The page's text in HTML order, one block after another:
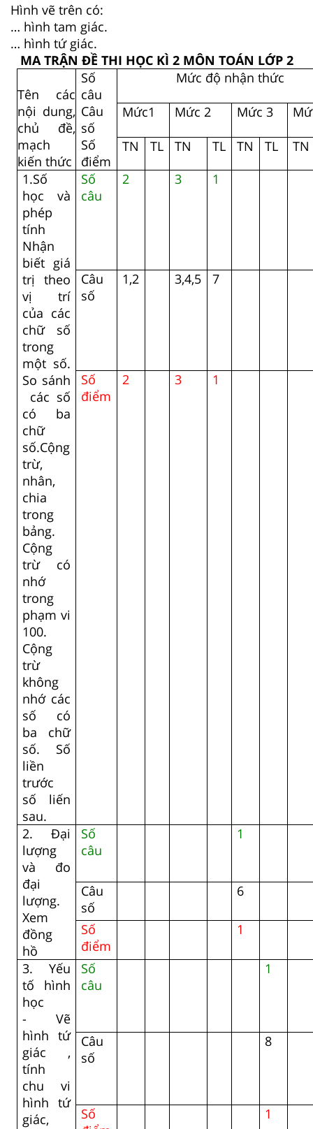
Hình vẽ trên có:
… hình tam giác.
… hình tứ giác.
MA TRẬN ĐỀ THI HỌC KÌ 2 MÔN TOÁN LỚP 2
Tên các
nội dung,
chủ đề,
mạch
kiến thức
Số
câu
Câu
số
Số
điểm
Mức độ nhận thức
Mức1 Mức 2 Mức 3
TN TL TN TL TN TL
TN
1.Số
học và
phép
tính
Nhận
biết giá
trị theo
vị trí
của các
chữ số
trong
một số.
So sánh
các số
có ba
chữ
số.Cộng
trừ,
nhân,
chia
trong
bảng.
Cộng
trừ có
nhớ
trong
phạm vi
100.
Cộng
trừ
không
nhớ các
số có
ba chữ
số. Số
liền
trước
số liến
sau.
Số
câu
2 3 1
Câu
số
1,2 3,4,5 7
Số
điểm
2 3 1
2. Đại
lượng
và đo
đại
lượng.
Xem
đồng
hồ
Số
câu
1
Câu
số
6
Số
điểm
1
3. Yếu
tố hình
học
- Vẽ
hình tứ
giác ,
tính
chu vi
hình tứ
giác,
Số
câu
1
Câu
số
8
Số
1